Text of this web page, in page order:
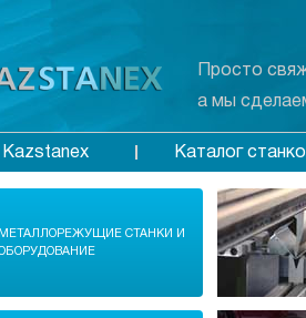
Просто
а мы
Kazstanex Каталог
МЕТАЛЛОРЕЖУЩИЕ СТАНКИ И